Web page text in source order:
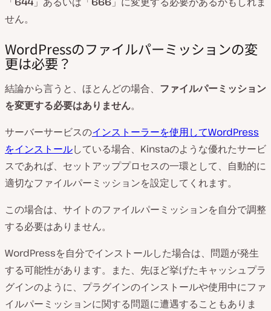
せん。
WordPressのファイルパーミッションの変
更は必要？
結論から言うと、ほとんどの場合、 ファイルパーミッション
を変更する必要はありません。
サーバーサービスのインストーラーを使用してWordPress
をインストールしている場合、Kinstaのような優れたサービ
スであれば、セットアッププロセスの一環として、自動的に
適切なファイルパーミッションを設定してくれます。
この場合は、サイトのファイルパーミッションを自分で調整
する必要はありません。
WordPressを自分でインストールした場合は、問題が発生
する可能性があります。また、先ほど挙げたキャッシュプラ
グインのように、プラグインのインストールや使用中にファ
イルパーミッションに関する問題に遭遇することもありま